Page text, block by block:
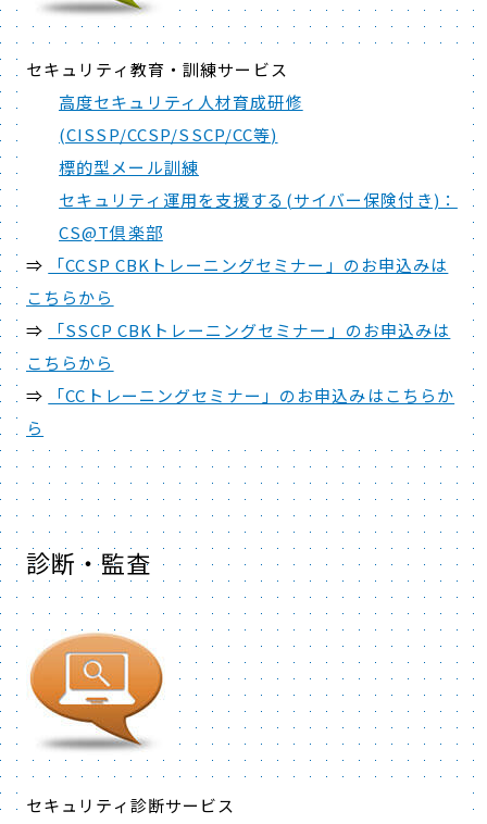
セキュリティ教育・訓練サービス
高度セキュリティ人材育成研修
(CISSP/CCSP/SSCP/CC等)
標的型メール訓練
セキュリティ運用を支援する(サイバー保険付き)：
CS@T倶楽部
⇒
「CCSP CBKトレーニングセミナー」のお申込みは
こちらから
⇒
「SSCP CBKトレーニングセミナー」のお申込みは
こちらから
⇒
「CCトレーニングセミナー」のお申込みはこちらか
ら
診断・監査
セキュリティ診断サービス